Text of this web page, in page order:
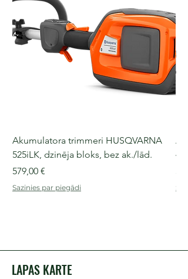
Akumulatora trimmeri HUSQVARNA
525iLK, dzinēja bloks, bez ak./lād.
Cena
579,00 €
Sazinies par piegādi
LAPAS KARTE